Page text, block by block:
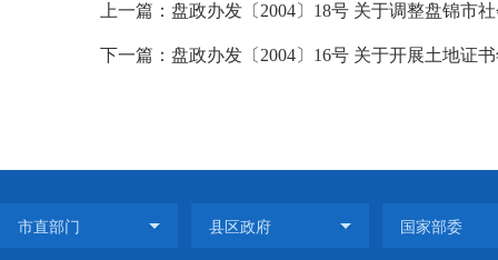
上一篇：盘政办发〔2004〕18号 关于调整盘锦市
下一篇：盘政办发〔2004〕16号 关于开展土地证